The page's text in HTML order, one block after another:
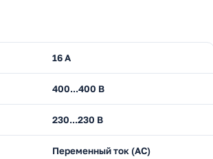
16 А
400...400 В
230...230 В
Переменный ток (AC)